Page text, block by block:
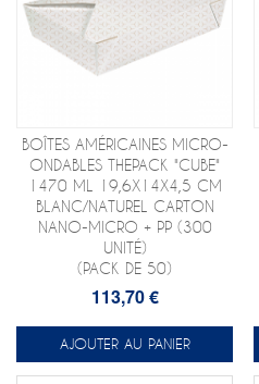
BOÎTES AMÉRICAINES MICRO-
ONDABLES THEPACK "CUBE"
1470 ML 19,6X14X4,5 CM
BLANC/NATUREL CARTON
NANO-MICRO + PP (300
UNITÉ)
(PACK DE 50)
113,70 €
AJOUTER AU PANIER